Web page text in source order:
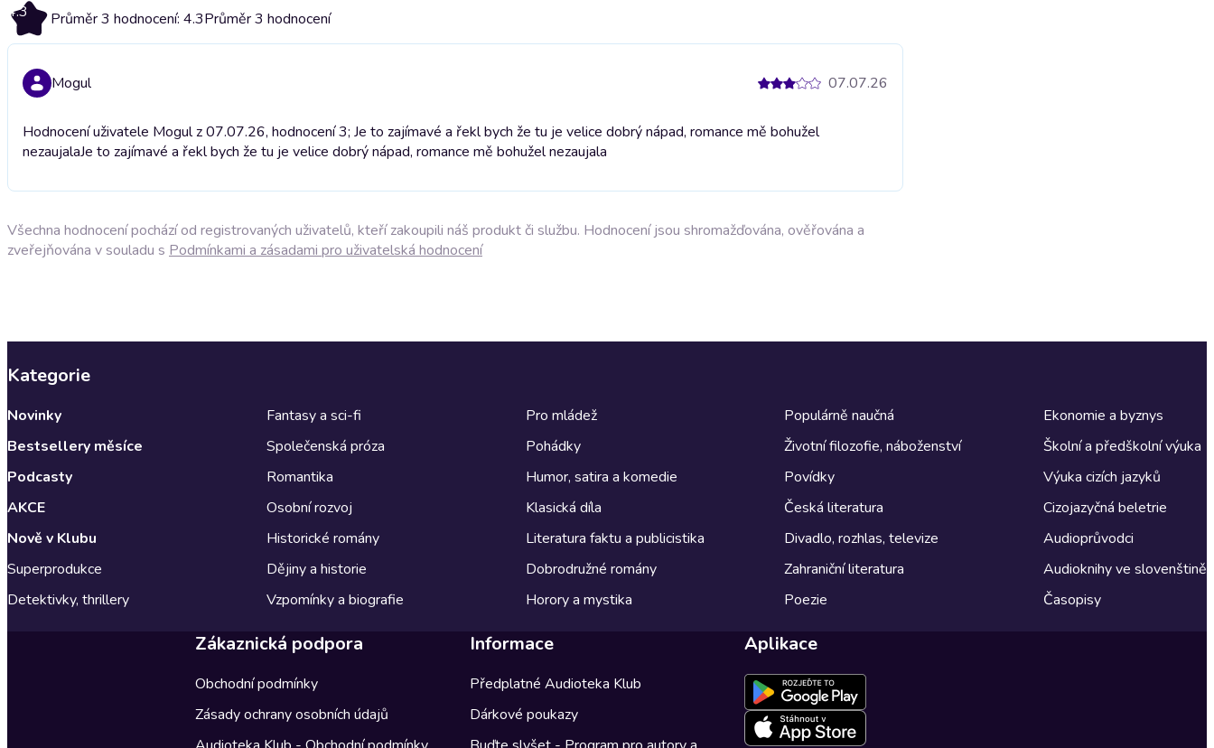
4.3 Průměr 3 hodnocení: 4.3Průměr 3 hodnocení
Mogul 07.07.26
Hodnocení uživatele Mogul z 07.07.26, hodnocení 3; Je to zajímavé a řekl bych že tu je velice dobrý nápad, romance mě bohužel
nezaujalaJe to zajímavé a řekl bych že tu je velice dobrý nápad, romance mě bohužel nezaujala
Všechna hodnocení pochází od registrovaných uživatelů, kteří zakoupili náš produkt či službu. Hodnocení jsou shromažďována, ověřována a
zveřejňována v souladu s Podmínkami a zásadami pro uživatelská hodnocení
Kategorie
Novinky
Bestsellery měsíce
Podcasty
AKCE
Nově v Klubu
Superprodukce
Detektivky, thrillery
Fantasy a sci-fi
Společenská próza
Romantika
Osobní rozvoj
Historické romány
Dějiny a historie
Vzpomínky a biografie
Pro mládež
Pohádky
Humor, satira a komedie
Klasická díla
Literatura faktu a publicistika
Dobrodružné romány
Horory a mystika
Populárně naučná
Životní filozofie, náboženství
Povídky
Česká literatura
Divadlo, rozhlas, televize
Zahraniční literatura
Poezie
Ekonomie a byznys
Školní a předškolní výuka
Výuka cizích jazyků
Cizojazyčná beletrie
Audioprůvodci
Audioknihy ve slovenštině
Časopisy
Zákaznická podpora
Obchodní podmínky
Zásady ochrany osobních údajů
Informace
Předplatné Audioteka Klub
Dárkové poukazy
Aplikace